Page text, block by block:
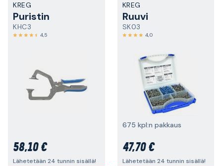
KREG
Puristin
KHC3
4,5
58,10 €
Lähetetään 24 tunnin sisällä!
KREG
Ruuvi
SK03
4,0
675 kpl:n pakkaus
47,70 €
Lähetetään 24 tunnin sisällä!